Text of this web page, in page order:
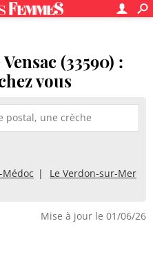
(33590) :
vous
Le Verdon-sur-Mer
Mise à jour le 01/06/26